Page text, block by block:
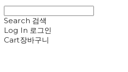
Search 검색
Log In 로그인
Cart장바구니